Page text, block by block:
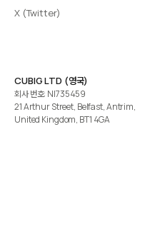
X (Twitter)
CUBIG LTD (영국)
회사 번호: NI735459
21 Arthur Street, Belfast, Antrim,
United Kingdom, BT1 4GA